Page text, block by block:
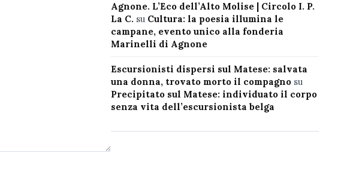
Agnone. L’Eco dell’Alto Molise | Circolo I. P.
La C. su Cultura: la poesia illumina le
campane, evento unico alla fonderia
Marinelli di Agnone
Escursionisti dispersi sul Matese: salvata
una donna, trovato morto il compagnosu
Precipitato sul Matese: individuato il corpo
senza vita dell’escursionista belga